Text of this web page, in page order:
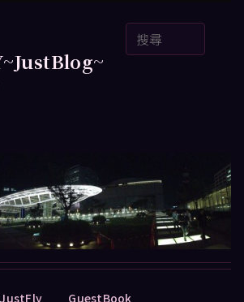
GuestBook